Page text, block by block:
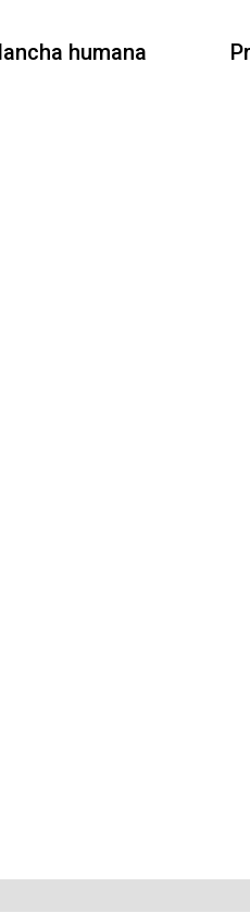
humana